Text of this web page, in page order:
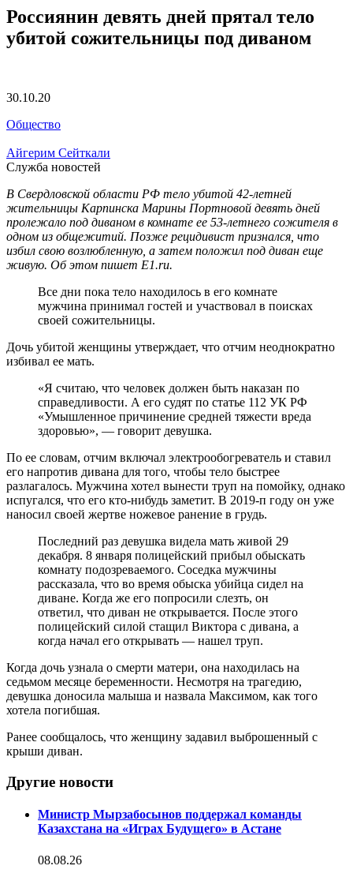
Россиянин девять дней прятал тело
убитой сожительницы под диваном
30.10.20
Общество
Айгерим Сейткали
Служба новостей
В Свердловской области РФ тело убитой 42-летней
жительницы Карпинска Марины Портновой девять дней
пролежало под диваном в комнате ее 53-летнего сожителя в
одном из общежитий. Позже рецидивист признался, что
избил свою возлюбленную, а затем положил под диван еще
живую. Об этом пишет Е1.ru.
Все дни пока тело находилось в его комнате
мужчина принимал гостей и участвовал в поисках
своей сожительницы.
Дочь убитой женщины утверждает, что отчим неоднократно
избивал ее мать.
«Я считаю, что человек должен быть наказан по
справедливости. А его судят по статье 112 УК РФ
«Умышленное причинение средней тяжести вреда
здоровью», — говорит девушка.
По ее словам, отчим включал электрообогреватель и ставил
его напротив дивана для того, чтобы тело быстрее
разлагалось. Мужчина хотел вынести труп на помойку, однако
испугался, что его кто-нибудь заметит. В 2019-п году он уже
наносил своей жертве ножевое ранение в грудь.
Последний раз девушка видела мать живой 29
декабря. 8 января полицейский прибыл обыскать
комнату подозреваемого. Соседка мужчины
рассказала, что во время обыска убийца сидел на
диване. Когда же его попросили слезть, он
ответил, что диван не открывается. После этого
полицейский силой стащил Виктора с дивана, а
когда начал его открывать — нашел труп.
Когда дочь узнала о смерти матери, она находилась на
седьмом месяце беременности. Несмотря на трагедию,
девушка доносила малыша и назвала Максимом, как того
хотела погибшая.
Ранее сообщалось, что женщину задавил выброшенный с
крыши диван.
Другие новости
Министр Мырзабосынов поддержал команды
Казахстана на «Играх Будущего» в Астане
08.08.26